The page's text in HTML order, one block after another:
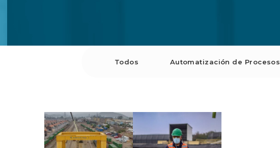
Todos Automatización de Procesos
PROYECTO
ASESORÍAS